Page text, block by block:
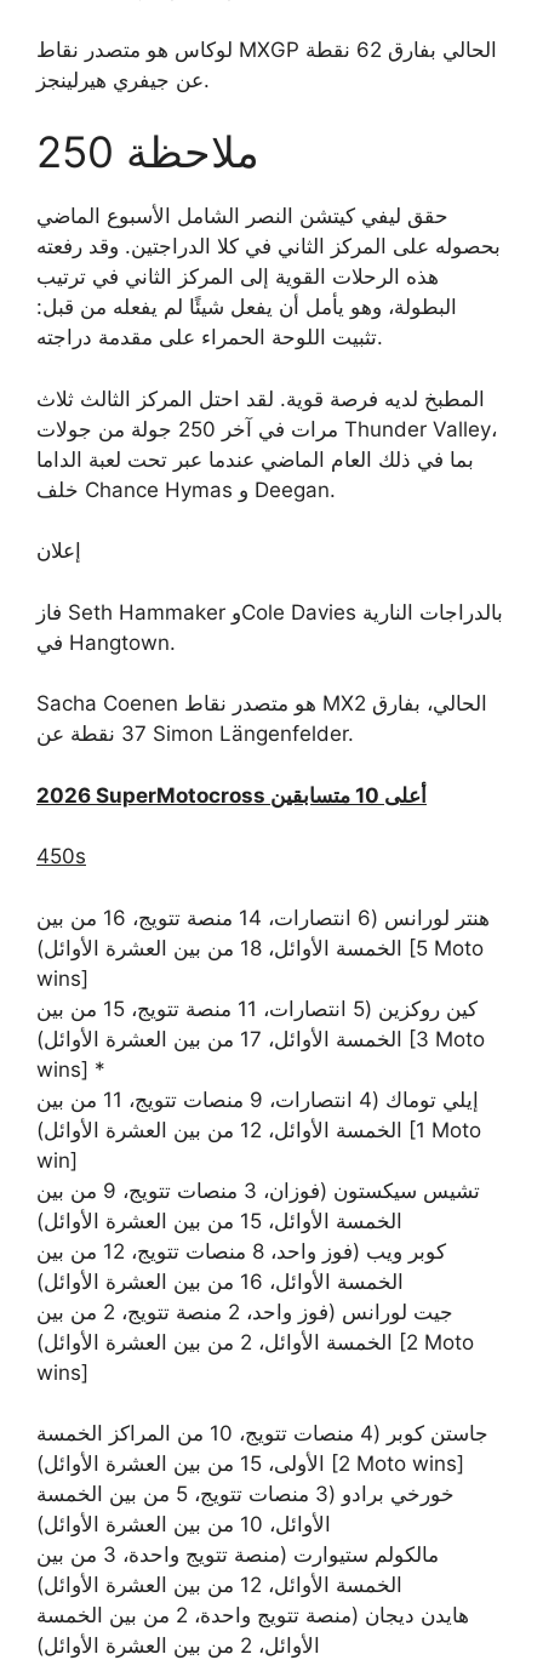
لوكاس هو متصدر نقاط MXGP الحالي بفارق 62 نقطة
عن جيفري هيرلينجز.
250 ملاحظة
حقق ليفي كيتشن النصر الشامل الأسبوع الماضي
بحصوله على المركز الثاني في كلا الدراجتين. وقد رفعته
هذه الرحلات القوية إلى المركز الثاني في ترتيب
البطولة، وهو يأمل أن يفعل شيئًا لم يفعله من قبل:
تثبيت اللوحة الحمراء على مقدمة دراجته.
المطبخ لديه فرصة قوية. لقد احتل المركز الثالث ثلاث
مرات في آخر 250 جولة من جولات Thunder Valley،
بما في ذلك العام الماضي عندما عبر تحت لعبة الداما
خلف Chance Hymas و Deegan.
إعلان
فاز Seth Hammaker وCole Davies بالدراجات النارية
في Hangtown.
Sacha Coenen هو متصدر نقاط MX2 الحالي، بفارق
37 نقطة عن Simon Längenfelder.
2026 SuperMotocross أعلى 10 متسابقين
450s
هنتر لورانس (6 انتصارات، 14 منصة تتويج، 16 من بين
الخمسة الأوائل، 18 من بين العشرة الأوائل) [5 Moto
wins]
كين روكزين (5 انتصارات، 11 منصة تتويج، 15 من بين
الخمسة الأوائل، 17 من بين العشرة الأوائل) [3 Moto
wins] *
إيلي توماك (4 انتصارات، 9 منصات تتويج، 11 من بين
الخمسة الأوائل، 12 من بين العشرة الأوائل) [1 Moto
win]
تشيس سيكستون (فوزان، 3 منصات تتويج، 9 من بين
الخمسة الأوائل، 15 من بين العشرة الأوائل)
كوبر ويب (فوز واحد، 8 منصات تتويج، 12 من بين
الخمسة الأوائل، 16 من بين العشرة الأوائل)
جيت لورانس (فوز واحد، 2 منصة تتويج، 2 من بين
الخمسة الأوائل، 2 من بين العشرة الأوائل) [2 Moto
wins]
جاستن كوبر (4 منصات تتويج، 10 من المراكز الخمسة
الأولى، 15 من بين العشرة الأوائل) [2 Moto wins]
خورخي برادو (3 منصات تتويج، 5 من بين الخمسة
الأوائل، 10 من بين العشرة الأوائل)
مالكولم ستيوارت (منصة تتويج واحدة، 3 من بين
الخمسة الأوائل، 12 من بين العشرة الأوائل)
هايدن ديجان (منصة تتويج واحدة، 2 من بين الخمسة
الأوائل، 2 من بين العشرة الأوائل)